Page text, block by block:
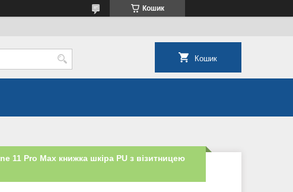
Кошик
Кошик
11 Pro Max книжка шкіра PU з візитницею